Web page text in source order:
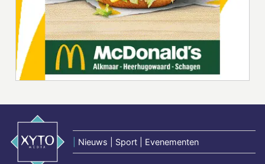
Nieuws | Sport | Evenementen